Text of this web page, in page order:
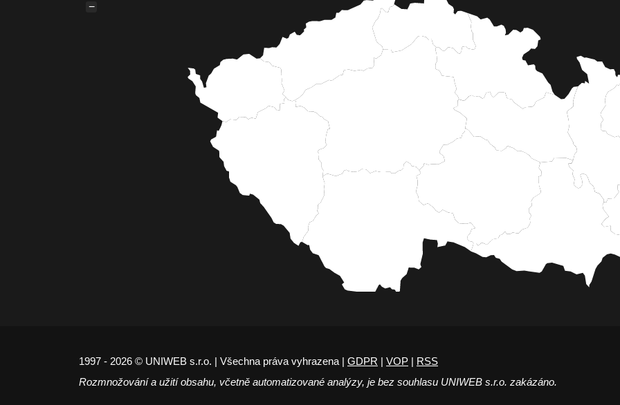
−
1997 - 2026 © UNIWEB s.r.o. | Všechna práva vyhrazena | GDPR | VOP | RSS
Rozmnožování a užití obsahu, včetně automatizované analýzy, je bez souhlasu UNIWEB s.r.o. zakázáno.